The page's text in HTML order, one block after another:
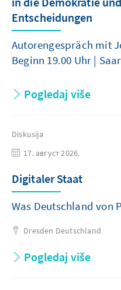
Entscheidungen
Autorengespräch mit
Beginn 19.00 Uhr |
Pogledaj više
Diskusija
17. август 2026.
Digitaler Staat
Was Deutschland von
Dresden Deutschland
Pogledaj više